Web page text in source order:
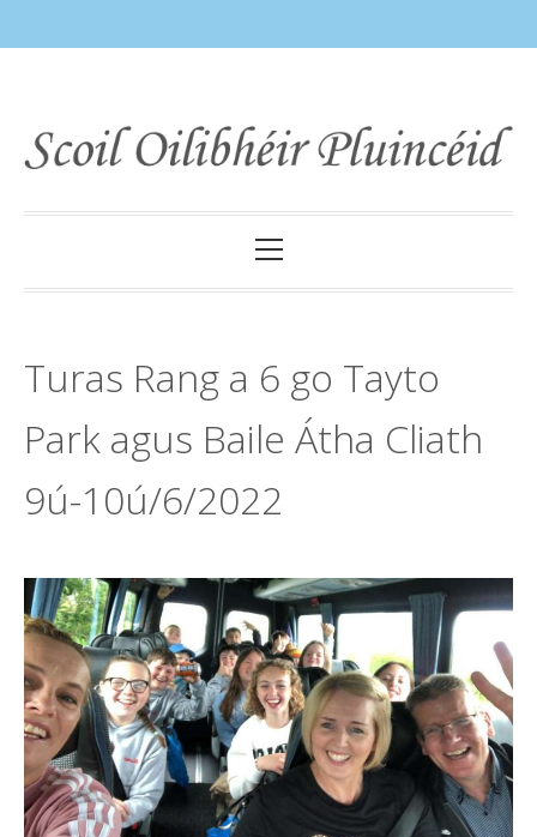
Menu
Turas Rang a 6 go Tayto
Park agus Baile Átha Cliath
9ú-10ú/6/2022